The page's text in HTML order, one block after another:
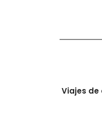
Viajes de